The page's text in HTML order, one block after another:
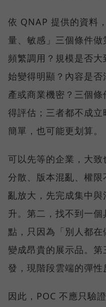
依 QNAP 提供的資料
量、敏感」三個條件
頻繁調用？規模是否
始變得明顯？內容是
產或商業機密？三個
得評估；三者都不成
簡單，也可能更划算。
可以先等的企業，大
分散、版本混亂、權
亂放大，先完成集中
升。第二，找不到一
點，只因為「別人都
變成昂貴的展示品。
發，現階段雲端的彈性
因此，POC 不應只驗